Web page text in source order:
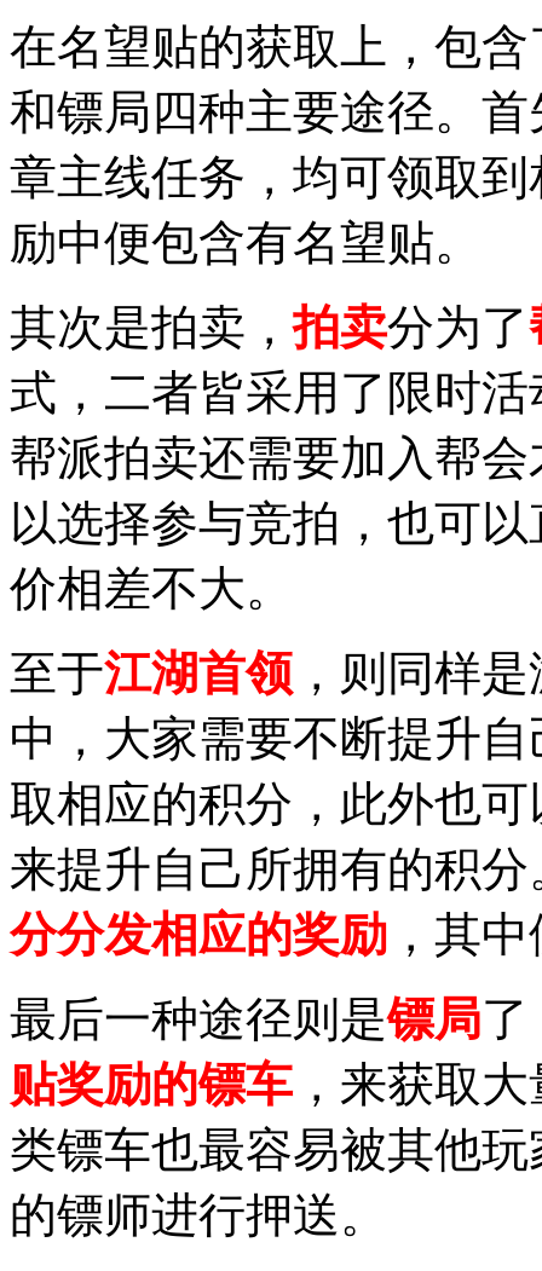
在名望贴的获取上，包
和镖局四种主要途径。首
章主线任务，均可领取
励中便包含有名望贴。
其次是拍卖，拍卖分为了
式，二者皆采用了限时
帮派拍卖还需要加入帮
以选择参与竞拍，也可
价相差不大。
至于江湖首领 ，则同样
中，大家需要不断提升
取相应的积分，此外也
来提升自己所拥有的积
分分发相应的奖励 ，其
最后一种途径则是镖局
贴奖励的镖车，来获取
类镖车也最容易被其他
的镖师进行押送。